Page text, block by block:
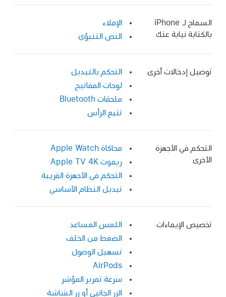
السماح لـ iPhone
بالكتابة نيابة عنك
الإملاء
النص التنبؤي
توصيل إدخالات أخرى
التحكم بالتبديل
لوحات المفاتيح
ملحقات Bluetooth
تتبع الرأس
التحكم في الأجهزة
الأخرى
محاكاة Apple Watch
ريموت Apple TV 4K
التحكم في الأجهزة القريبة
تبديل النظام الأساسي
تخصيص الإيماءات
اللمس المساعد
الضغط من الخلف
تسهيل الوصول
AirPods
سرعة تمرير المؤشر
الزر الجانبي أو زر الشاشة